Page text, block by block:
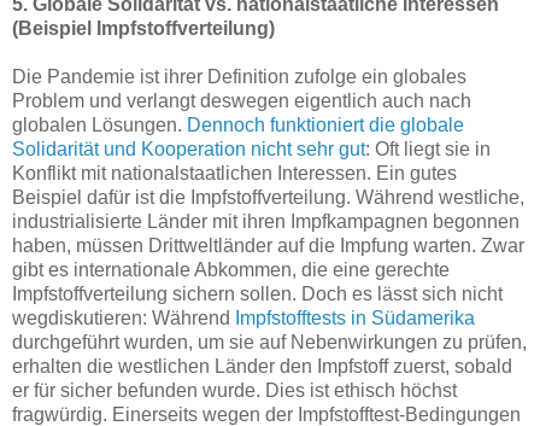
(Beispiel Impfstoffverteilung)
Die Pandemie ist ihrer Definition zufolge ein globales
Problem und verlangt deswegen eigentlich auch nach
globalen Lösungen. Dennoch funktioniert die globale
Solidarität und Kooperation nicht sehr gut: Oft liegt sie in
Konflikt mit nationalstaatlichen Interessen. Ein gutes
Beispiel dafür ist die Impfstoffverteilung. Während westliche,
industrialisierte Länder mit ihren Impfkampagnen begonnen
haben, müssen Drittweltländer auf die Impfung warten. Zwar
gibt es internationale Abkommen, die eine gerechte
Impfstoffverteilung sichern sollen. Doch es lässt sich nicht
wegdiskutieren: Während
Impfstofftests in Südamerika
durchgeführt wurden, um sie auf Nebenwirkungen zu prüfen,
erhalten die westlichen Länder den Impfstoff zuerst, sobald
er für sicher befunden wurde. Dies ist ethisch höchst
fragwürdig. Einerseits wegen der Impfstofftest-Bedingungen